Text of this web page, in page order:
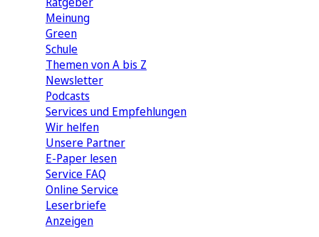
Meinung
Green
Schule
Themen von A bis Z
Newsletter
Podcasts
Services und Empfehlungen
Wir helfen
Unsere Partner
E-Paper lesen
Service FAQ
Online Service
Leserbriefe
Anzeigen